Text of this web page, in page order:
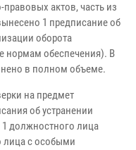
актов, часть из
1 предписание об
оборота
нормам обеспечения). В
в полном объеме.
на предмет
об устранении
должностного лица
лица с особыми